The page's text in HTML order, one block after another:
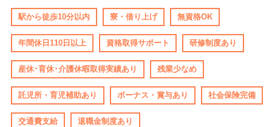
駅から徒歩10分以内 寮・借り上げ 無資格OK
年間休日110日以上 資格取得サポート 研修制度あり
産休･育休･介護休暇取得実績あり 残業少なめ
託児所・育児補助あり ボーナス・賞与あり 社会保険完備
交通費支給 退職金制度あり